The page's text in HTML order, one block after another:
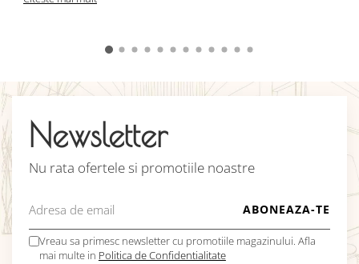
Newsletter
Nu rata ofertele si promotiile noastre
Vreau sa primesc newsletter cu promotiile magazinului. Afla
mai multe in Politica de Confidentialitate